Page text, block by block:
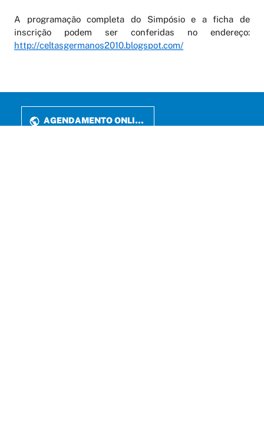
A programação completa do Simpósio e a ficha de
inscrição podem ser conferidas no endereço:
http://celtasgermanos2010.blogspot.com/
AGENDAMENTO ONLINE